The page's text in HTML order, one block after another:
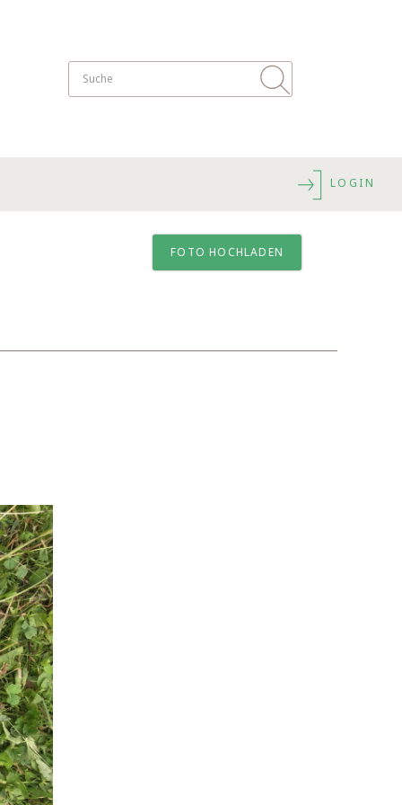
LOGIN
FOTO HOCHLADEN